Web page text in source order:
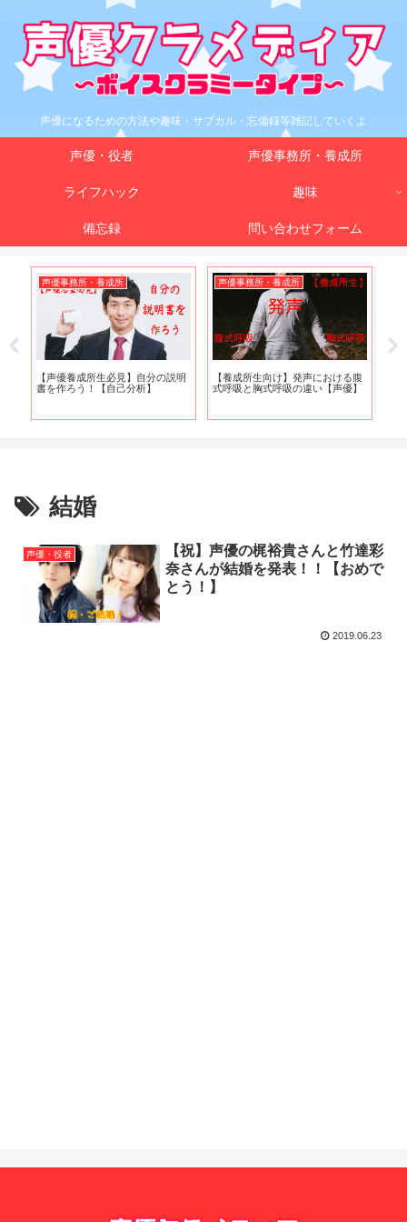
声優になるための方法や趣味・サブカル・忘備録等雑記していくよ
声優・役者 声優事務所・養成所
ライフハック 趣味
備忘録 問い合わせフォーム
声優事務所・養成所
【声優養成所生必見】自分の説明
書を作ろう！【自己分析】
声優事務所・養成所
【養成所生向け】発声における腹
式呼吸と胸式呼吸の違い【声優】
結婚
声優・役者
【祝】声優の梶裕貴さんと竹達彩
奈さんが結婚を発表！！【おめで
とう！】
2019.06.23